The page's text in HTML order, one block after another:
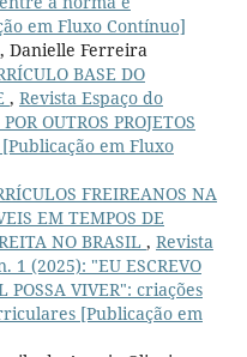
em Fluxo Contínuo]
Danielle Ferreira
BASE DO
, Revista Espaço do
OUTROS PROJETOS
[Publicação em Fluxo
FREIREANOS NA
EM TEMPOS DE
NO BRASIL , Revista
1 (2025): "EU ESCREVO
POSSA VIVER": criações
[Publicação em